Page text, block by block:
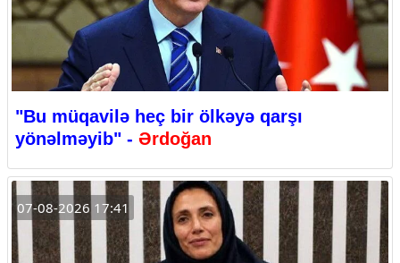
"Bu müqavilə heç bir ölkəyə qarşı
yönəlməyib" - Ərdoğan
07-08-2026 17:41